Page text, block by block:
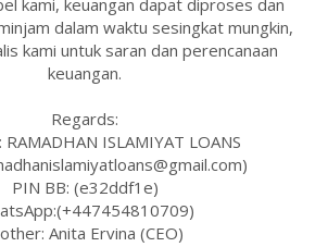
kami, keuangan dapat diproses dan
dalam waktu sesingkat mungkin,
kami untuk saran dan perencanaan
keuangan.
Regards:
RAMADHAN ISLAMIYAT LOANS
PIN BB: (e32ddf1e)
Anita Ervina (CEO)